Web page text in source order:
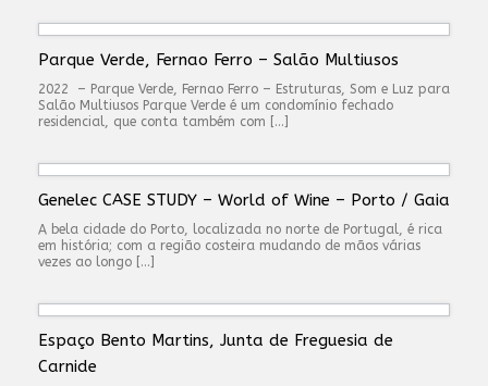
Parque Verde, Fernao Ferro – Salão Multiusos
2022 – Parque Verde, Fernao Ferro – Estruturas, Som e Luz para
Salão Multiusos Parque Verde é um condomínio fechado
residencial, que conta também com […]
Genelec CASE STUDY – World of Wine – Porto / Gaia
A bela cidade do Porto, localizada no norte de Portugal, é rica
em história; com a região costeira mudando de mãos várias
vezes ao longo […]
Espaço Bento Martins, Junta de Freguesia de
Carnide